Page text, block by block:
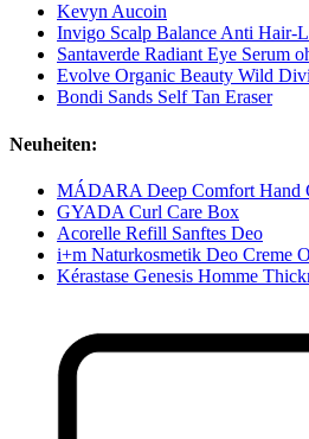
Kevyn Aucoin
Invigo Scalp Balance Anti Hair-
Santaverde Radiant Eye Serum
Evolve Organic Beauty Wild
Bondi Sands Self Tan Eraser
Neuheiten:
MÁDARA Deep Comfort Hand
GYADA Curl Care Box
Acorelle Refill Sanftes Deo
i+m Naturkosmetik Deo Creme
Kérastase Genesis Homme